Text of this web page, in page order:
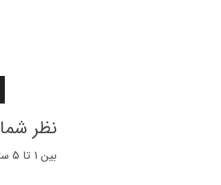
نظر
بین 1 تا 5 ستاره نمره دهید